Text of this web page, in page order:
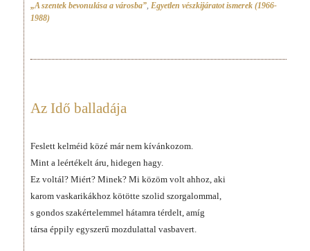
„A szentek bevonulása a városba”, Egyetlen vészkijáratot ismerek (1966-
1988)
Az Idő balladája
Feslett kelméid közé már nem kívánkozom.
Mint a leértékelt áru, hidegen hagy.
Ez voltál? Miért? Minek? Mi közöm volt ahhoz, aki
karom vaskarikákhoz kötötte szolid szorgalommal,
s gondos szakértelemmel hátamra térdelt, amíg
társa éppily egyszerű mozdulattal vasbavert.